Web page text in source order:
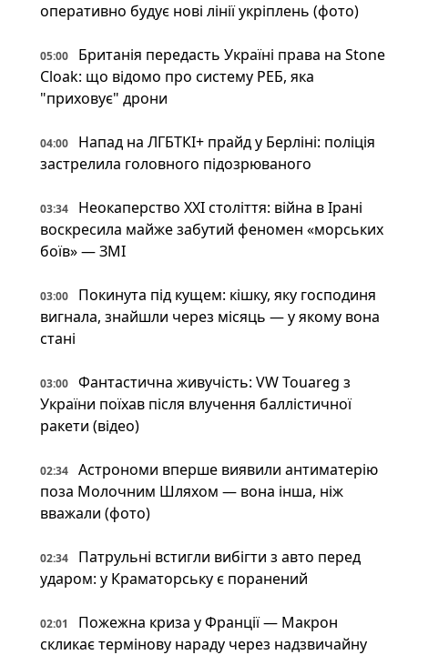
оперативно будує нові лінії укріплень (фото)
05:00
Британія передасть Україні права на Stone
Cloak: що відомо про систему РЕБ, яка
"приховує" дрони
04:00
Напад на ЛГБТКІ+ прайд у Берліні: поліція
застрелила головного підозрюваного
03:34
Неокаперство XXI століття: війна в Ірані
воскресила майже забутий феномен «морських
боїв» — ЗМІ
03:00
Покинута під кущем: кішку, яку господиня
вигнала, знайшли через місяць — у якому вона
стані
03:00
Фантастична живучість: VW Touareg з
України поїхав після влучення баллістичної
ракети (відео)
02:34
Астрономи вперше виявили антиматерію
поза Молочним Шляхом — вона інша, ніж
вважали (фото)
02:34
Патрульні встигли вибігти з авто перед
ударом: у Краматорську є поранений
02:01
Пожежна криза у Франції — Макрон
скликає термінову нараду через надзвичайну